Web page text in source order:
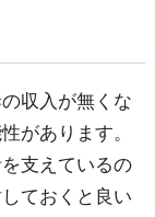
収入が無くな
があります。
支えているの
ておくと良い